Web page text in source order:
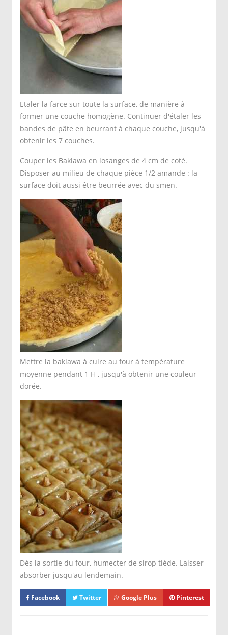
Etaler la farce sur toute la surface, de manière à
former une couche homogène. Continuer d'étaler les
bandes de pâte en beurrant à chaque couche, jusqu'à
obtenir les 7 couches.
Couper les Baklawa en losanges de 4 cm de coté.
Disposer au milieu de chaque pièce 1/2 amande : la
surface doit aussi être beurrée avec du smen.
Mettre la baklawa à cuire au four à température
moyenne pendant 1 H , jusqu'à obtenir une couleur
dorée.
Dès la sortie du four, humecter de sirop tiède. Laisser
absorber jusqu'au lendemain.
Facebook Twitter Google Plus Pinterest